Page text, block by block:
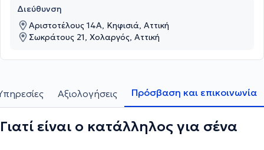
Διεύθυνση
Αριστοτέλους 14Α, Κηφισιά, Αττική
Σωκράτους 21, Χολαργός, Αττική
Αξιολογήσεις Πρόσβαση και επικοινωνία
Γιατί είναι ο κατάλληλος για σένα